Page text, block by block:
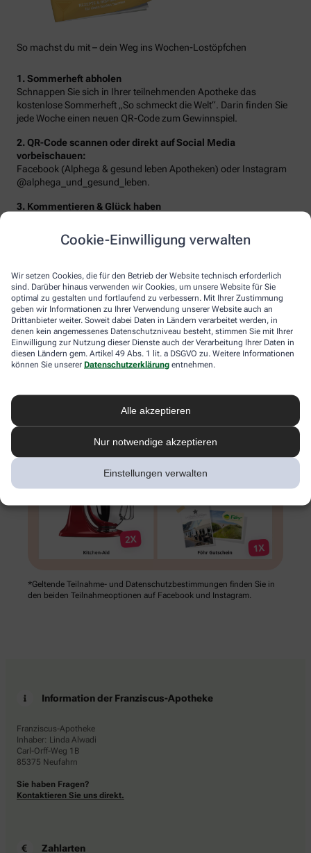
Cookie-Einwilligung verwalten
Wir setzen Cookies, die für den Betrieb der Website technisch erforderlich
sind. Darüber hinaus verwenden wir Cookies, um unsere Website für Sie
optimal zu gestalten und fortlaufend zu verbessern. Mit Ihrer Zustimmung
geben wir Informationen zu Ihrer Verwendung unserer Website auch an
Drittanbieter weiter. Soweit dabei Daten in Ländern verarbeitet werden, in
denen kein angemessenes Datenschutzniveau besteht, stimmen Sie mit Ihrer
Einwilligung zur Nutzung dieser Dienste auch der Verarbeitung Ihrer Daten in
diesen Ländern gem. Artikel 49 Abs. 1 lit. a DSGVO zu. Weitere Informationen
können Sie unserer Datenschutzerklärung entnehmen.
Alle akzeptieren
Nur notwendige akzeptieren
Einstellungen verwalten
So machst du mit – dein Weg ins Wochen-Lostöpfchen
1. Sommerheft abholen
Schnappen Sie sich in Ihrer teilnehmenden Apotheke das
kostenlose Sommerheft „So schmeckt die Welt“. Darin finden Sie
jede Woche einen neuen QR-Code zum Gewinnspiel.
2. QR-Code scannen oder direkt auf Social Media
vorbeischauen:
Facebook (Alphega & gesund leben Apotheken) oder Instagram
@alphega_und_gesund_leben.
3. Kommentieren & Glück haben
Traumziel – schon landen Sie im Lostopf!
Sie erwarten folgende Gewinne:
*Geltende Teilnahme- und Datenschutz­bestimmungen finden Sie in
den beiden Teilnahme­optionen auf Facebook und Instagram.
Information der Franziscus-Apotheke
Franziscus-Apotheke
Inhaber: Linda Alwadi
Carl-Orff-Weg 1B
85375 Neufahrn
Sie haben Fragen?
Kontaktieren Sie uns direkt.
Zahlarten